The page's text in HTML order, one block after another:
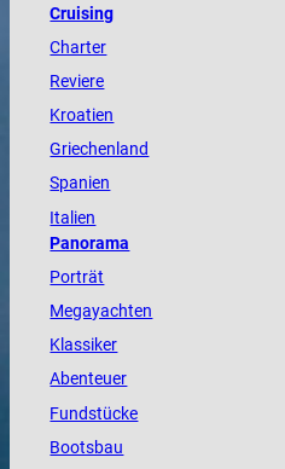
Cruising
Charter
Reviere
Kroatien
Griechenland
Spanien
Italien
Panorama
Porträt
Megayachten
Klassiker
Abenteuer
Fundstücke
Bootsbau